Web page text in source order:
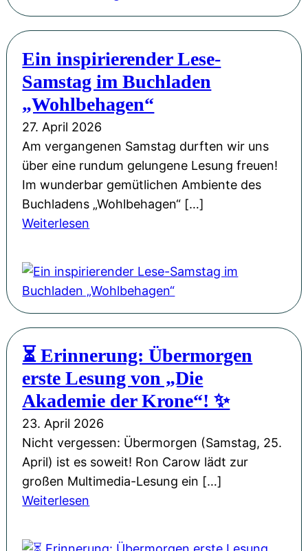
u
d
w
i
g
s
b
u
r
g
S
a
ß
!
o
r
i
n
M
ü
l
l
e
r
a
s
t
n
d
e
r
H
L
u
d
f
e
n
t
l
i
c
h
t
M
u
s
-
g
l
e
„
M
a
n
e
t
P
r
t
e
:
i
s
s
i
o
n
W
e
i
h
n
a
c
Ein inspirierender Lese-
Samstag im Buchladen
„Wohlbehagen“
27. April 2026
Am vergangenen Samstag durften wir uns
über eine rundum gelungene Lesung freuen!
Im wunderbar gemütlichen Ambiente des
Buchladens „Wohlbehagen“ […]
Weiterlesen
n
i
n
p
i
r
i
e
d
⏳ Erinnerung: Übermorgen
erste Lesung von „Die
Akademie der Krone“! ✨
23. April 2026
Nicht vergessen: Übermorgen (Samstag, 25.
April) ist es soweit! Ron Carow lädt zur
großen Multimedia-Lesung ein […]
Weiterlesen